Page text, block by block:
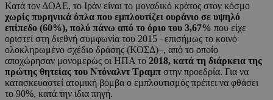
Κατά τον ΔΟΑΕ, το Ιράν είναι το μοναδικό κράτος στον κόσμο
χωρίς πυρηνικά όπλα που εμπλουτίζει ουράνιο σε υψηλό
επίπεδο (60%), πολύ πάνω από το όριο του 3,67% που είχε
οριστεί στη διεθνή συμφωνία του 2015 –επισήμως το κοινό
ολοκληρωμένο σχέδιο δράσης (ΚΟΣΔ)–, από το οποίο
αποχώρησαν μονομερώς οι ΗΠΑ το 2018, κατά τη διάρκεια της
πρώτης θητείας του Ντόναλντ Τραμπ στην προεδρία. Για να
κατασκευαστεί ατομική βόμβα ο εμπλουτισμός πρέπει να φθάσει
το 90%, κατά την ίδια πηγή.